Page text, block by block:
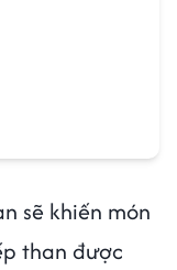
sẽ khiến món
than được